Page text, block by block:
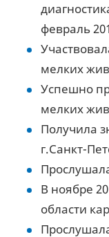
февраль
мелких
Успешно
мелких
Получила
г.Санкт-
В ноябре
области